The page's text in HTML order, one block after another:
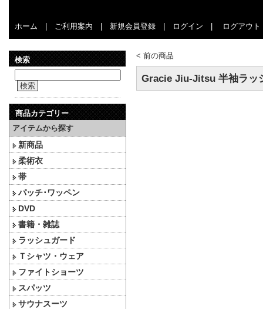
ホーム ご利用案内 新規会員登録 ログイン ログアウト
検索
検索
商品カテゴリー
アイテムから探す
新商品
柔術衣
帯
パッチ･ワッペン
DVD
書籍・雑誌
ラッシュガード
Ｔシャツ・ウェア
ファイトショーツ
スパッツ
サウナスーツ
< 前の商品
Gracie Jiu-Jitsu 半袖ラ